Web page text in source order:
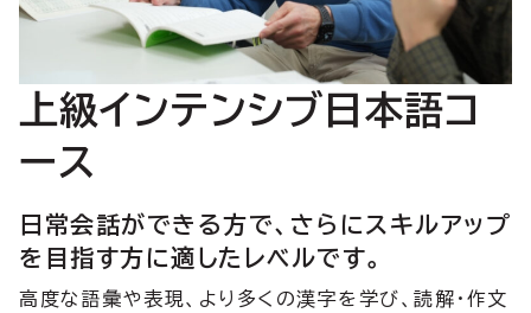
上級インテンシブ日本語コ
ース
日常会話ができる方で、さらにスキルアップ
を目指す方に適したレベルです。
高度な語彙や表現、より多くの漢字を学び、読解・作文